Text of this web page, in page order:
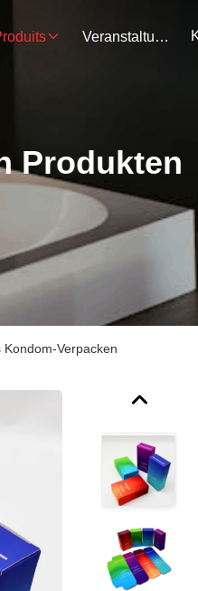
Veranstaltungen
Produkten
Verpacken